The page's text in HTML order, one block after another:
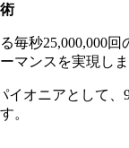
毎秒25,000,000回
マンスを実現しま
イオニアとして、
。